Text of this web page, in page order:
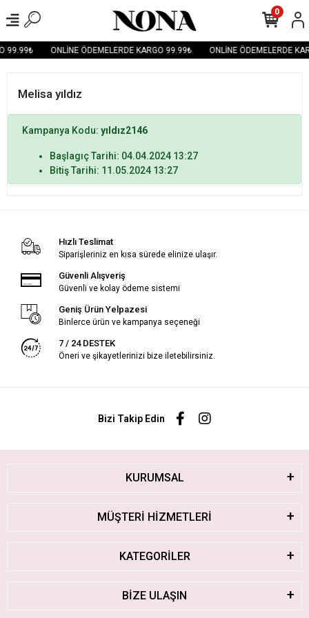
99.99₺ ONLİNE ÖDEMELERDE KARGO 99.99₺ ONLİNE ÖDEMELERDE
0
Melisa yıldız
Kampanya Kodu: yıldız2146
Başlagıç Tarihi: 04.04.2024 13:27
Bitiş Tarihi: 11.05.2024 13:27
Hızlı Teslimat
Siparişleriniz en kısa sürede elinize ulaşır.
Güvenli Alışveriş
Güvenli ve kolay ödeme sistemi
Geniş Ürün Yelpazesi
Binlerce ürün ve kampanya seçeneği
7 / 24 DESTEK
Öneri ve şikayetlerinizi bize iletebilirsiniz.
Bizi Takip Edin
KURUMSAL
MÜŞTERİ HİZMETLERİ
KATEGORİLER
BİZE ULAŞIN